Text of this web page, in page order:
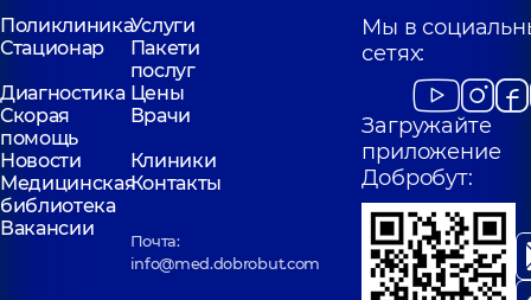
ПоликлиникаУслуги
Стационар
Пакети
послуг
Диагностика Цены
Скорая
помощь
Врачи
Новости
Клиники
Медицинская
библиотека
Контакты
Вакансии
Почта:
info@med.dobrobut.com
Мы в
сетях:
Загружайте
приложение
Добробут: